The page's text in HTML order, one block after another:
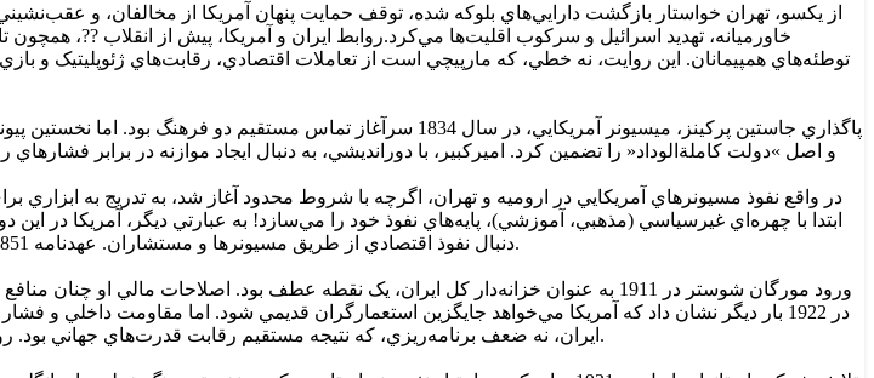
از يکسو، تهران خواستار بازگشت دارايي‌هاي بلوکه شده، توقف حمايت پنهان آمريکا از مخالفان، و
خاورميانه، تهديد اسرائيل و سرکوب اقليت‌ها مي‌کرد.روابط ايران و آمريکا، پيش از انقلاب ??،
توطئه‌هاي همپيمانان. اين روايت، نه خطي، که مارپيچي است از تعاملات اقتصادي، رقابت‌هاي ژئوپليتيک و
در واقع نفوذ مسيونر‌هاي آمريکايي در اروميه و تهران، اگرچه با شروط محدود آغاز شد، به تدريج به
ابتدا با چهره‌اي غيرسياسي (مذهبي، آموزشي)، پايه‌هاي نفوذ خود را مي‌سازد! به عبارتي ديگر، آمريکا در
دنبال نفوذ اقتصادي از طريق مسيونر‌ها و مستشاران. عهدنامه 1851 تلاشي براي ايجاد موازنه بود، اما مرگ اميرکبير و فشار خارجي، اين رويا را به کابوس تبديل کرد.
ورود مورگان شوستر در 1911 به عنوان خزانه‌دار کل ايران، يک نقطه عطف بود. اصلاحات
در 1922 بار ديگر نشان داد که آمريکا مي‌خواهد جايگزين استعمارگران قديمي شود. اما مقاومت داخلي
ايران، نه ضعف برنامه‌ريزي، که نتيجه مستقيم رقابت قدرت‌هاي جهاني بود. روسيه و انگليس، حاضر نبودند صحنه اقتصادي ايران را به رقيب تازه‌نفسي مانند آمريکا واگذار کنند.